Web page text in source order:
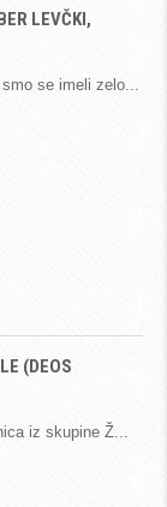
LEVČKI,
se imeli zelo
(DEOS
iz skupine Ž